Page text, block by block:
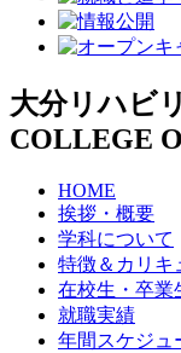
大分リハビ
COLLEGE
HOME
挨拶・概要
学科について
特徴＆カリキ
在校生・卒業
就職実績
年間スケジュ